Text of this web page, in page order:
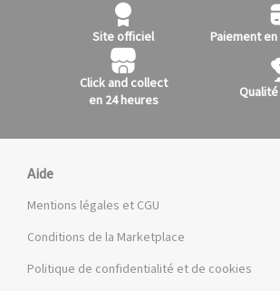
Site officiel Paiement
Click and collect
en 24 heures
Aide
Mentions légales et CGU
Conditions de la Marketplace
Politique de confidentialité et de cookies